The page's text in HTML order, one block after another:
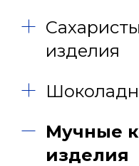
изделия
Мучные
изделия